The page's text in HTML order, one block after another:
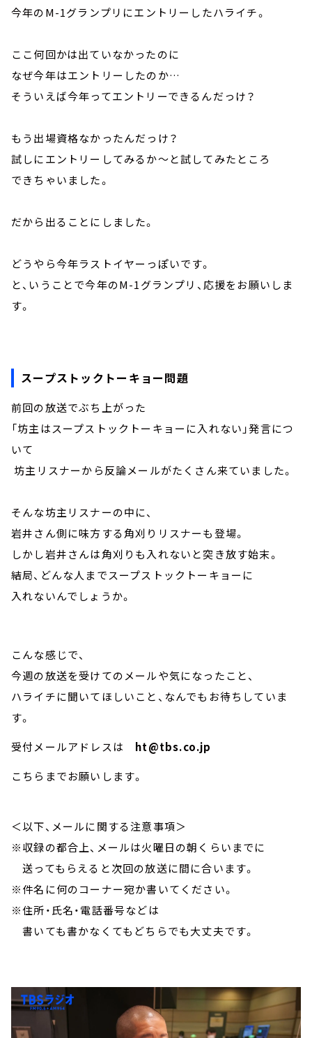
今年のM-1グランプリにエントリーしたハライチ。
ここ何回かは出ていなかったのに
なぜ今年はエントリーしたのか…
そういえば今年ってエントリーできるんだっけ？
もう出場資格なかったんだっけ？
試しにエントリーしてみるか～と試してみたところ
できちゃいました。
だから出ることにしました。
どうやら今年ラストイヤーっぽいです。
と、いうことで今年のM-1グランプリ、応援をお願いしま
す。
スープストックトーキョー問題
前回の放送でぶち上がった
「坊主はスープストックトーキョーに入れない」発言につ
いて
坊主リスナーから反論メールがたくさん来ていました。
そんな坊主リスナーの中に、
岩井さん側に味方する角刈りリスナーも登場。
しかし岩井さんは角刈りも入れないと突き放す始末。
結局、どんな人までスープストックトーキョーに
入れないんでしょうか。
こんな感じで、
今週の放送を受けてのメールや気になったこと、
ハライチに聞いてほしいこと、なんでもお待ちしていま
す。
受付メールアドレスは ht@tbs.co.jp
こちらまでお願いします。
＜以下、メールに関する注意事項＞
※収録の都合上、メールは火曜日の朝くらいまでに
送ってもらえると次回の放送に間に合います。
※件名に何のコーナー宛か書いてください。
※住所・氏名・電話番号などは
書いても書かなくてもどちらでも大丈夫です。